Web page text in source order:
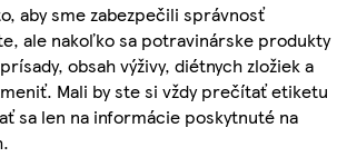
aby sme zabezpečili správnosť
ale nakoľko sa potravinárske produkty
obsah výživy, diétnych zložiek a
Mali by ste si vždy prečítať etiketu
sa len na informácie poskytnuté na